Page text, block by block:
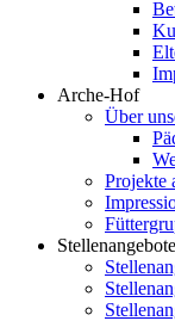
Arche-Hof
Über
Projekte
Stellenangebote